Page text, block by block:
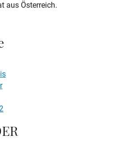
aus Österreich.